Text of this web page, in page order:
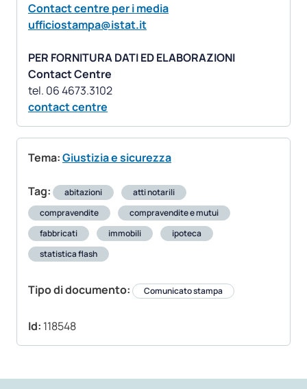
Contact centre per i media
ufficiostampa@istat.it
PER FORNITURA DATI ED ELABORAZIONI
Contact Centre
contact centre
Tema:Giustizia e sicurezza
Tag: abitazioni
atti notarili
compravendite
compravendite e mutui
fabbricati
immobili
ipoteca
statistica flash
Tipo di documento: Comunicato stampa
Id: 118548